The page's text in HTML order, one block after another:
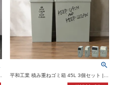
平和工業 積み重ねゴミ箱 45L 3個セット |